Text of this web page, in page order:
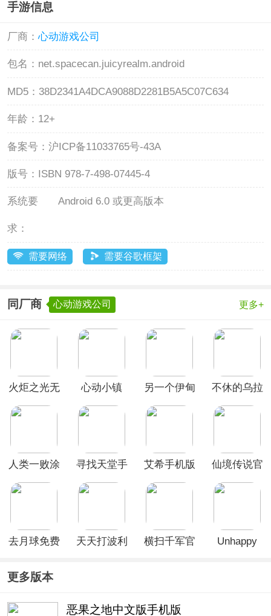
手游信息
厂商：心动游戏公司
包名： net.spacecan.juicyrealm.android
MD5： 38D2341A4DCA9088D2281B5A5C07C634
年龄： 12+
备案号： 沪ICP备11033765号-43A
版号： ISBN 978-7-498-07445-4
系统要
求：
Android 6.0 或更高版本
需要网络 需要谷歌框架
同厂商 心动游戏公司 更多+
火炬之光无
心动小镇
另一个伊甸
猫日服(ア
不休的乌拉
人类一败涂
寻找天堂手
艾希手机版
仙境传说官
去月球免费
天天打波利
横扫千军官
Unhappy
更多版本
恶果之地中文版手机版